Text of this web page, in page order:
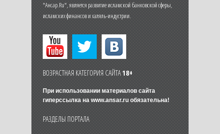
"Ансар.Ru", является развитие исламской банковской сферы,
исламских финансов и халяль-индустрии.
ВОЗРАСТНАЯ КАТЕГОРИЯ САЙТА18+
При использовании материалов сайта
гиперссылка на www.ansar.ruобязательна!
РАЗДЕЛЫ ПОРТАЛА